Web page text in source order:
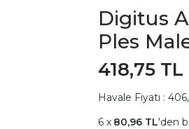
Digitus
Ples
418,75 TL
Havale Fiyatı :
80,96 TL'den